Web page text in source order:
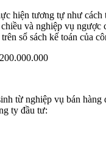
hiện tương tự như
và nghiệp vụ
sổ sách kế toán
từ nghiệp vụ bán
ty đầu tư: